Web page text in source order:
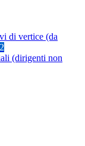
di vertice (da
2
(dirigenti non